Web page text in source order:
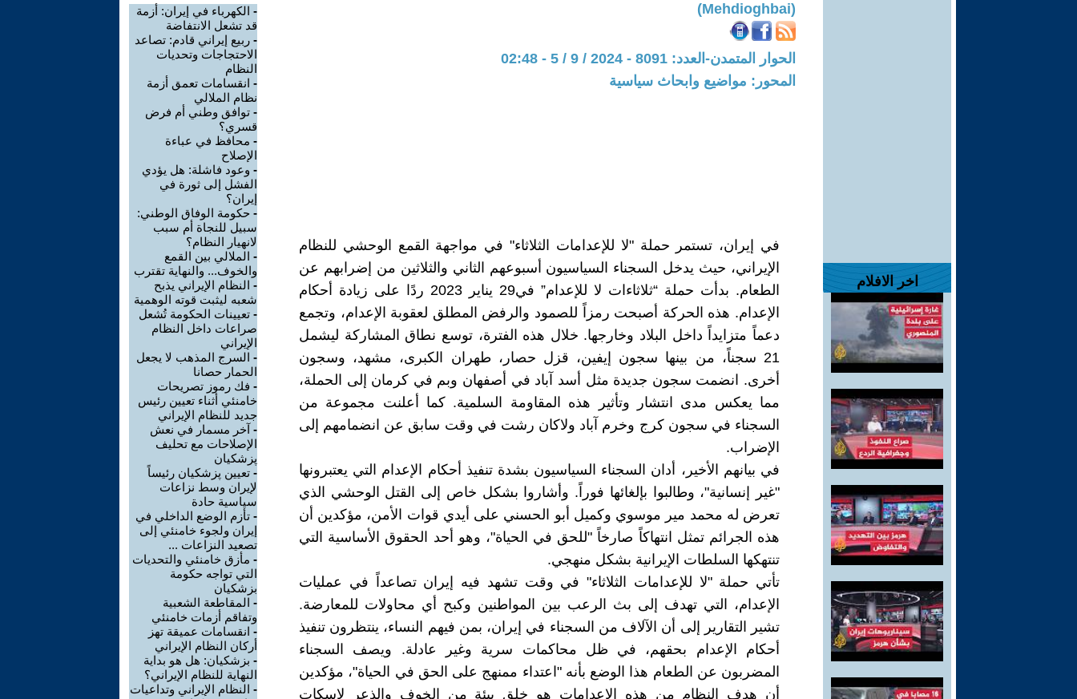
اخر الافلام
(Mehdioghbai)
الحوار المتمدن-العدد: 8091 - 2024 / 9 / 5 - 02:48
المحور: مواضيع وابحاث سياسية
في إيران، تستمر حملة "لا للإعدامات الثلاثاء" في مواجهة القمع الوحشي للنظام
الإيراني، حيث يدخل السجناء السياسيون أسبوعهم الثاني والثلاثين من إضرابهم عن
الطعام. بدأت حملة “ثلاثاءات لا للإعدام” في29 يناير 2023 ردًا على زيادة أحكام
الإعدام. هذه الحركة أصبحت رمزاً للصمود والرفض المطلق لعقوبة الإعدام، وتجمع
دعماً متزايداً داخل البلاد وخارجها. خلال هذه الفترة، توسع نطاق المشاركة ليشمل
21 سجناً، من بينها سجون إيفين، قزل حصار، طهران الكبرى، مشهد، وسجون
أخرى. انضمت سجون جديدة مثل أسد آباد في أصفهان وبم في كرمان إلى الحملة،
مما يعكس مدى انتشار وتأثير هذه المقاومة السلمية. کما أعلنت مجموعة من
السجناء في سجون كرج وخرم آباد ولاكان رشت في وقت سابق عن انضمامهم إلى
الإضراب.
في بيانهم الأخير، أدان السجناء السياسيون بشدة تنفيذ أحكام الإعدام التي يعتبرونها
"غير إنسانية"، وطالبوا بإلغائها فوراً. وأشاروا بشكل خاص إلى القتل الوحشي الذي
تعرض له محمد مير موسوي وكميل أبو الحسني على أيدي قوات الأمن، مؤكدين أن
هذه الجرائم تمثل انتهاكاً صارخاً "للحق في الحياة"، وهو أحد الحقوق الأساسية التي
تنتهكها السلطات الإيرانية بشكل منهجي.
تأتي حملة "لا للإعدامات الثلاثاء" في وقت تشهد فيه إيران تصاعداً في عمليات
الإعدام، التي تهدف إلى بث الرعب بين المواطنين وكبح أي محاولات للمعارضة.
تشير التقارير إلى أن الآلاف من السجناء في إيران، بمن فيهم النساء، ينتظرون تنفيذ
أحكام الإعدام بحقهم، في ظل محاكمات سرية وغير عادلة. ويصف السجناء
المضربون عن الطعام هذا الوضع بأنه "اعتداء ممنهج على الحق في الحياة"، مؤكدين
أن هدف النظام من هذه الإعدامات هو خلق بيئة من الخوف والذعر لإسكات
- الكهرباء في إيران: أزمة
قد تشعل الانتفاضة
- ربيع إيراني قادم: تصاعد
الاحتجاجات وتحديات
النظام
- انقسامات تعمق أزمة
نظام الملالي
- توافق وطني أم فرض
قسري؟
- محافظ في عباءة
الإصلاح
- وعود فاشلة: هل يؤدي
الفشل إلى ثورة في
إيران؟
- حكومة الوفاق الوطني:
سبيل للنجاة أم سبب
لانهيار النظام؟
- الملالي بين القمع
والخوف... والنهاية تقترب
- النظام الإيراني يذبح
شعبه ليثبت قوته الوهمية
- تعيينات الحكومة تُشعل
صراعات داخل النظام
الإيراني
- السرج المذهب لا يجعل
الحمار حصانا
- فك رموز تصريحات
خامنئي أثناء تعيين رئيس
جديد للنظام الإيراني
- آخر مسمار في نعش
الإصلاحات مع تحلیف
پزشكيان
- تعيين پزشكيان رئيساً
لإيران وسط نزاعات
سياسية حادة
- تأزم الوضع الداخلي في
إيران ولجوء خامنئي إلى
تصعيد النزاعات ...
- مأزق خامنئي والتحديات
التي تواجه حكومة
بزشكيان
- المقاطعة الشعبية
وتفاقم أزمات خامنئي
- انقسامات عميقة تهز
أركان النظام الإيراني
- بزشكيان: هل هو بداية
النهاية للنظام الإيراني؟
- النظام الإيراني وتداعيات